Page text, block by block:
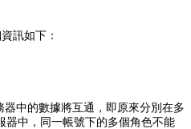
訊如下：
中的數據將互通，即原來分別在多
器中，同一帳號下的多個角色不能